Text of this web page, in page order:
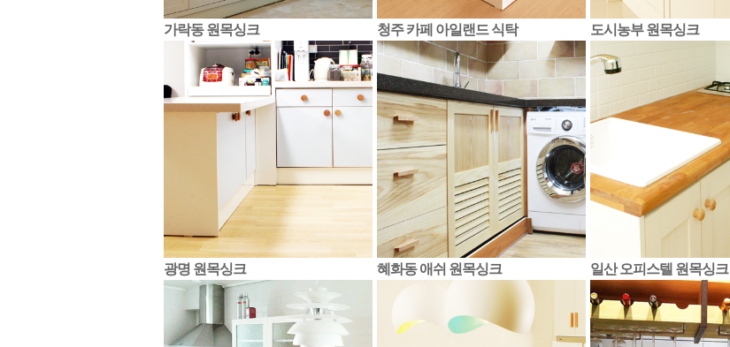
가락동 원목싱크 청주 카페 아일랜드 식탁 도시농부 원목싱크
광명 원목싱크 혜화동 애쉬 원목싱크 일산 오피스텔 원목싱크